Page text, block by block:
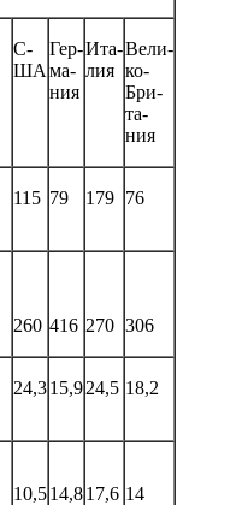
С-
ША
Гер-
ма-
ния
Ита-
лия
Вели-
ко-
Бри-
та-
ния
115 79 179 76
260 416 270 306
24,315,924,5 18,2
10,514,817,6 14